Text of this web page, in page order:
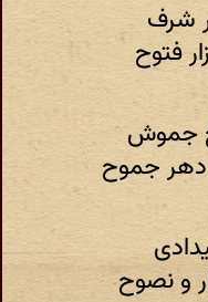
شرف
فتوح
جموش
جموح
و نصوح